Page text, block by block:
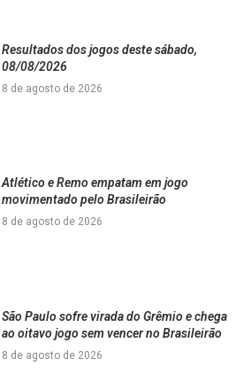
Resultados dos jogos deste sábado,
08/08/2026
8 de agosto de 2026
Atlético e Remo empatam em jogo
movimentado pelo Brasileirão
8 de agosto de 2026
São Paulo sofre virada do Grêmio e chega
ao oitavo jogo sem vencer no Brasileirão
8 de agosto de 2026